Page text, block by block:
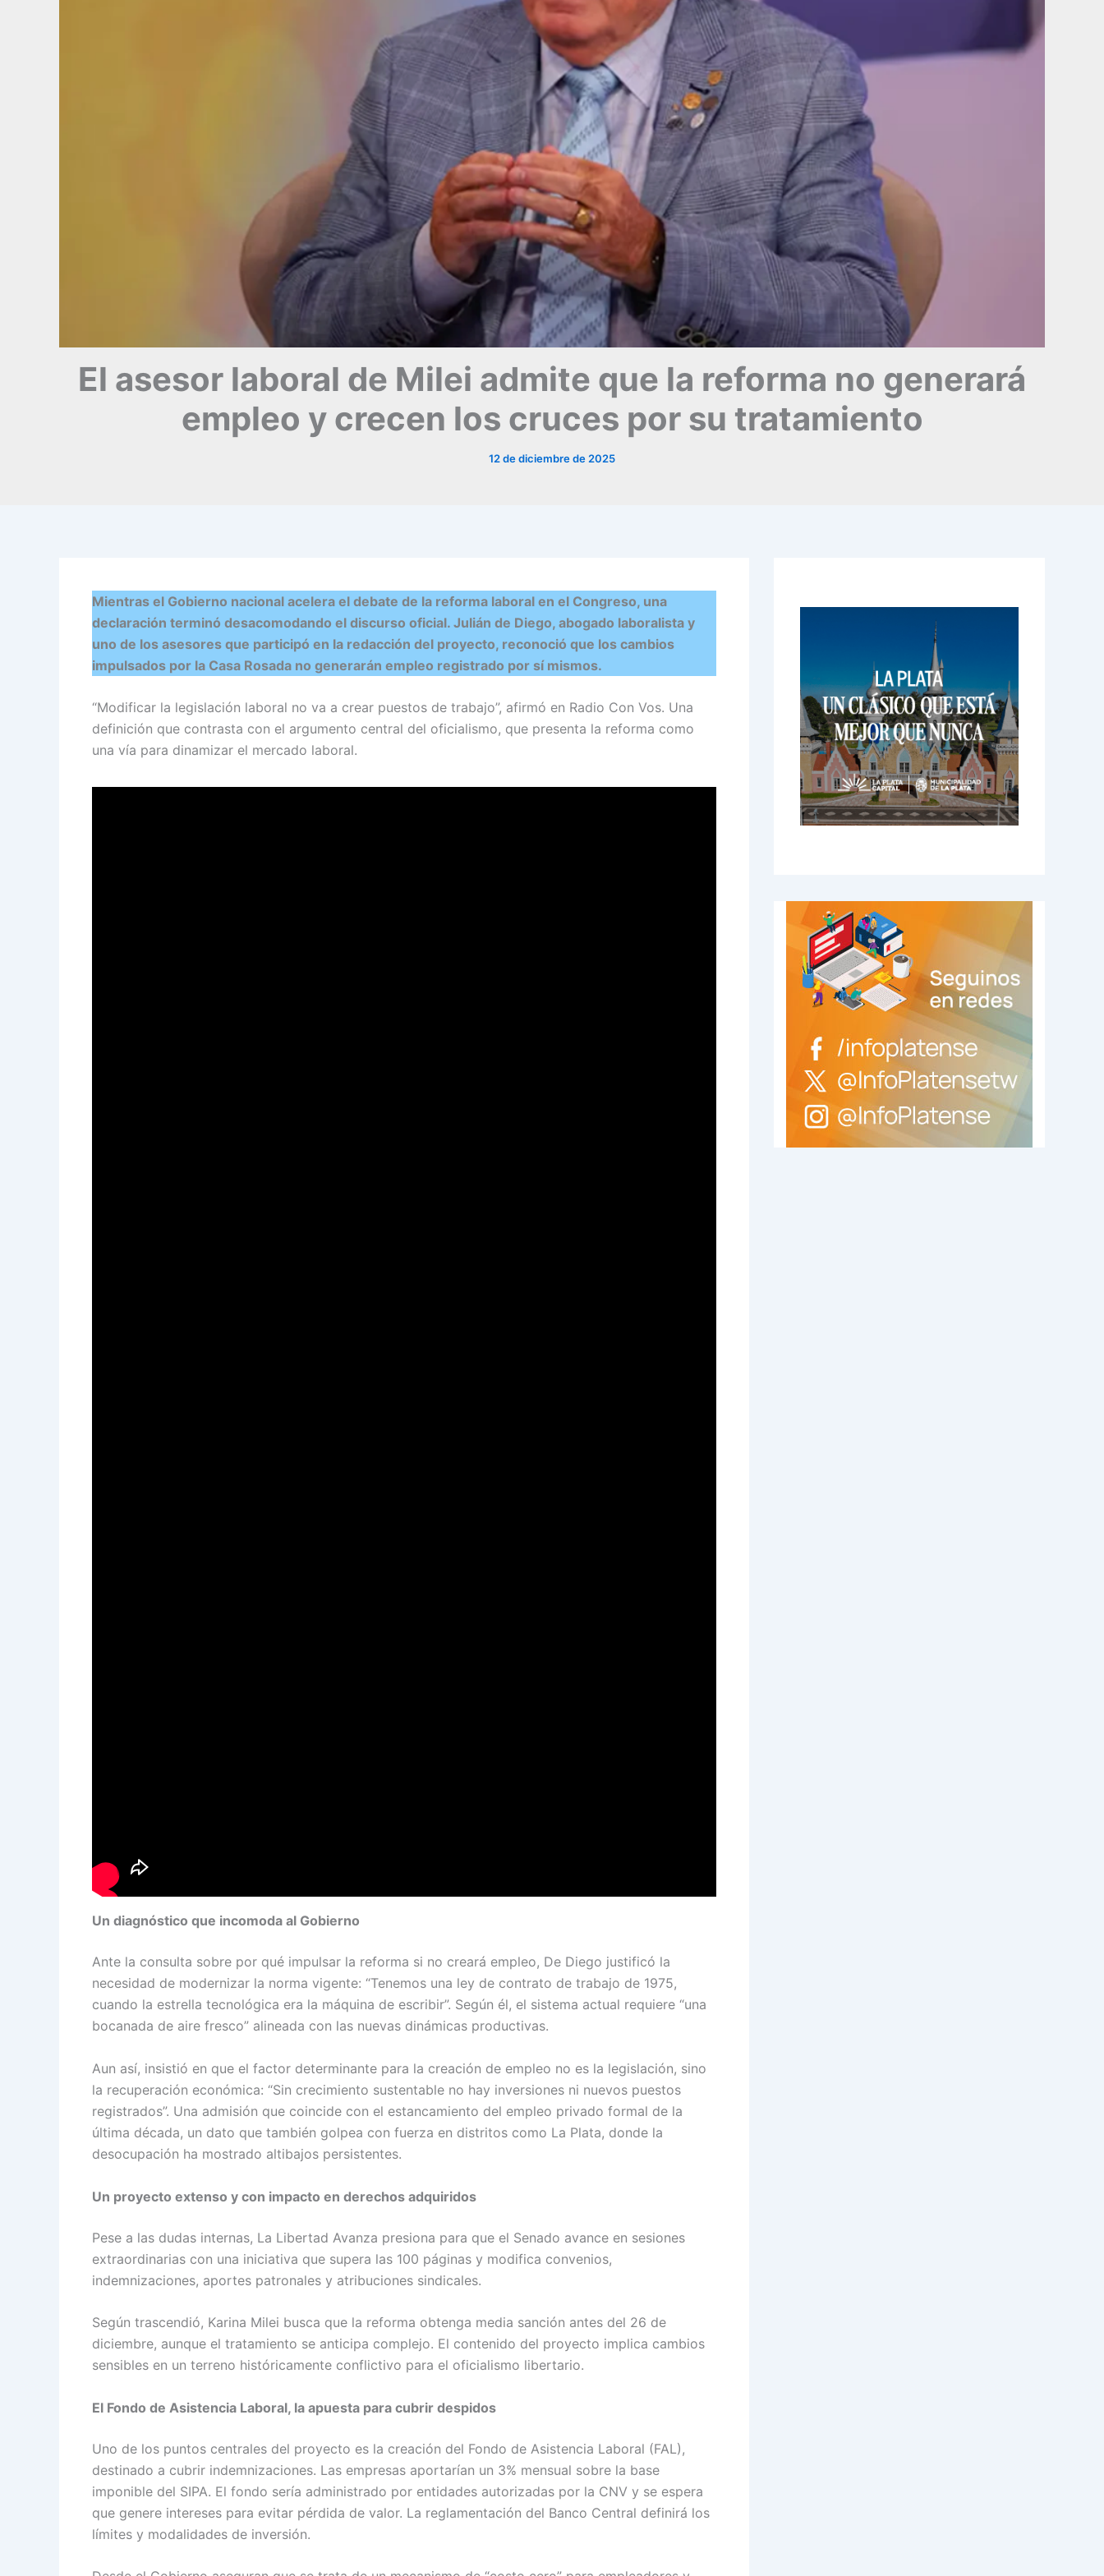
El asesor laboral de Milei admite que la reforma no generará
empleo y crecen los cruces por su tratamiento
12 de diciembre de 2025
Mientras el Gobierno nacional acelera el debate de la reforma laboral en el Congreso, una
declaración terminó desacomodando el discurso oficial. Julián de Diego, abogado laboralista y
uno de los asesores que participó en la redacción del proyecto, reconoció que los cambios
impulsados por la Casa Rosada no generarán empleo registrado por sí mismos.
“Modificar la legislación laboral no va a crear puestos de trabajo”, afirmó en Radio Con Vos. Una
definición que contrasta con el argumento central del oficialismo, que presenta la reforma como
una vía para dinamizar el mercado laboral.
Un diagnóstico que incomoda al Gobierno
Ante la consulta sobre por qué impulsar la reforma si no creará empleo, De Diego justificó la
necesidad de modernizar la norma vigente: “Tenemos una ley de contrato de trabajo de 1975,
cuando la estrella tecnológica era la máquina de escribir”. Según él, el sistema actual requiere “una
bocanada de aire fresco” alineada con las nuevas dinámicas productivas.
Aun así, insistió en que el factor determinante para la creación de empleo no es la legislación, sino
la recuperación económica: “Sin crecimiento sustentable no hay inversiones ni nuevos puestos
registrados”. Una admisión que coincide con el estancamiento del empleo privado formal de la
última década, un dato que también golpea con fuerza en distritos como La Plata, donde la
desocupación ha mostrado altibajos persistentes.
Un proyecto extenso y con impacto en derechos adquiridos
Pese a las dudas internas, La Libertad Avanza presiona para que el Senado avance en sesiones
extraordinarias con una iniciativa que supera las 100 páginas y modifica convenios,
indemnizaciones, aportes patronales y atribuciones sindicales.
Según trascendió, Karina Milei busca que la reforma obtenga media sanción antes del 26 de
diciembre, aunque el tratamiento se anticipa complejo. El contenido del proyecto implica cambios
sensibles en un terreno históricamente conflictivo para el oficialismo libertario.
El Fondo de Asistencia Laboral, la apuesta para cubrir despidos
Uno de los puntos centrales del proyecto es la creación del Fondo de Asistencia Laboral (FAL),
destinado a cubrir indemnizaciones. Las empresas aportarían un 3% mensual sobre la base
imponible del SIPA. El fondo sería administrado por entidades autorizadas por la CNV y se espera
que genere intereses para evitar pérdida de valor. La reglamentación del Banco Central definirá los
límites y modalidades de inversión.